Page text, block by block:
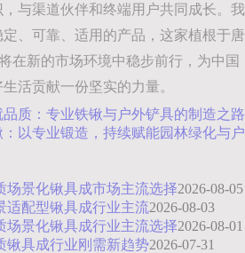
与渠道伙伴和终端用户共同成长。我
、可靠、适用的产品，这家植根于唐
在新的市场环境中稳步前行，为中国
活贡献一份坚实的力量。
质：专业铁锹与户外铲具的制造之路
以专业锻造，持续赋能园林绿化与户
场景化锹具成市场主流选择2026-08-05
适配型锹具成行业主流2026-08-03
场景化锹具成行业主流选择2026-08-01
锹具成行业刚需新趋势2026-07-31